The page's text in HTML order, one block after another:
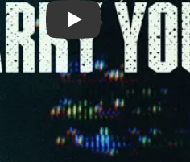
Lire la vidéo YouTube